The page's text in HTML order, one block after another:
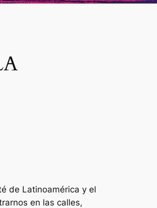
de Latinoamérica y el
en las calles,